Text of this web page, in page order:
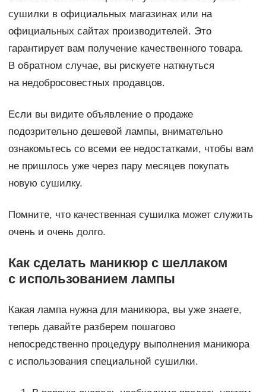
сушилки в официальных магазинах или на
официальных сайтах производителей. Это
гарантирует вам получение качественного товара.
В обратном случае, вы рискуете наткнуться
на недобросовестных продавцов.
Если вы видите объявление о продаже
подозрительно дешевой лампы, внимательно
ознакомьтесь со всеми ее недостатками, чтобы вам
не пришлось уже через пару месяцев покупать
новую сушилку.
Помните, что качественная сушилка может служить
очень и очень долго.
Как сделать маникюр с шеллаком
с использованием лампы
Какая лампа нужна для маникюра, вы уже знаете,
теперь давайте разберем пошагово
непосредственно процедуру выполнения маникюра
с использования специальной сушилки.